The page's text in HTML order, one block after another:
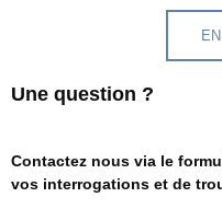
Une question ?
Contactez nous via le
vos interrogations et de